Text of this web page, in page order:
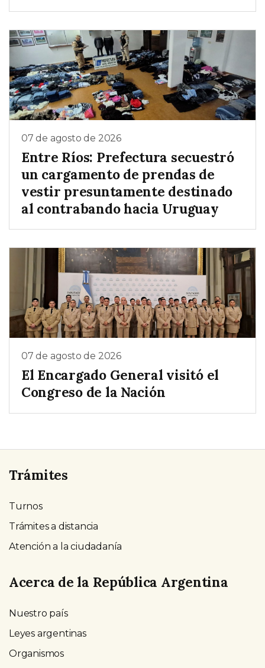
07 de agosto de 2026
Entre Ríos: Prefectura secuestró
un cargamento de prendas de
vestir presuntamente destinado
al contrabando hacia Uruguay
07 de agosto de 2026
El Encargado General visitó el
Congreso de la Nación
Trámites
Turnos
Trámites a distancia
Atención a la ciudadanía
Acerca de la República Argentina
Nuestro país
Leyes argentinas
Organismos